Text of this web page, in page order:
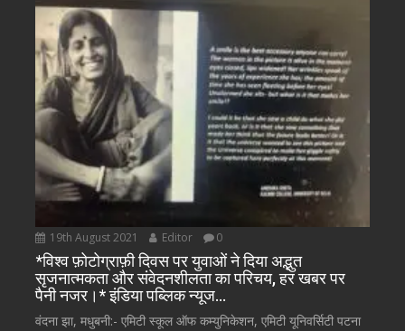
19th August 2021 Editor 0
*विश्व फ़ोटोग्राफ़ी दिवस पर युवाओं ने दिया अद्भुत
सृजनात्मकता और संवेदनशीलता का परिचय, हर खबर पर
पैनी नजर।* इंडिया पब्लिक न्यूज…
वंदना झा, मधुबनी:- एमिटी स्कूल ऑफ कम्युनिकेशन, एमिटी यूनिवर्सिटी पटना